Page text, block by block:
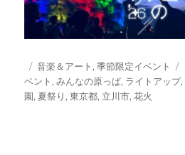
投
稿
日:
カ
テ
ゴ
音楽＆アート ,季節限定イベント
ベント ,みんなの原っぱ, ライトアップ,
園, 夏祭り ,東京都, 立川市,花火